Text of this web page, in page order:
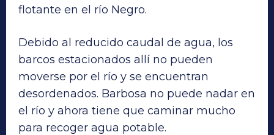
flotante en el río Negro.
Debido al reducido caudal de agua, los
barcos estacionados allí no pueden
moverse por el río y se encuentran
desordenados. Barbosa no puede nadar en
el río y ahora tiene que caminar mucho
para recoger agua potable.